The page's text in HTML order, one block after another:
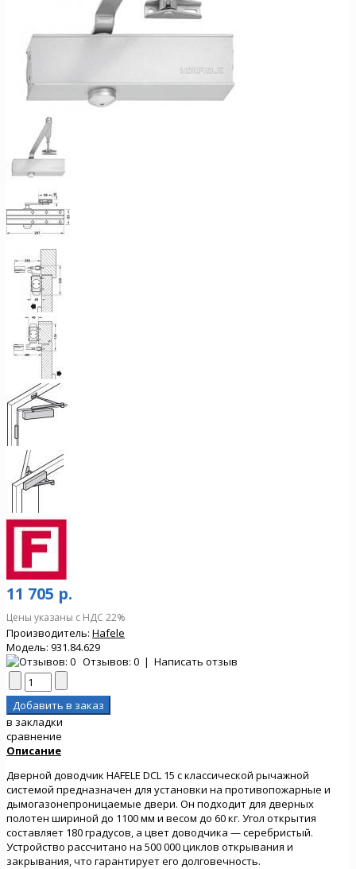
11 705 р.
Цены указаны с НДС 22%
Производитель: Hafele
Модель: 931.84.629
Отзывов: 0 | Написать отзыв
в закладки
сравнение
Описание
Дверной доводчик HAFELE DCL 15 с классической рычажной
системой предназначен для установки на противопожарные и
дымогазонепроницаемые двери. Он подходит для дверных
полотен шириной до 1100 мм и весом до 60 кг. Угол открытия
составляет 180 градусов, а цвет доводчика — серебристый.
Устройство рассчитано на 500 000 циклов открывания и
закрывания, что гарантирует его долговечность.